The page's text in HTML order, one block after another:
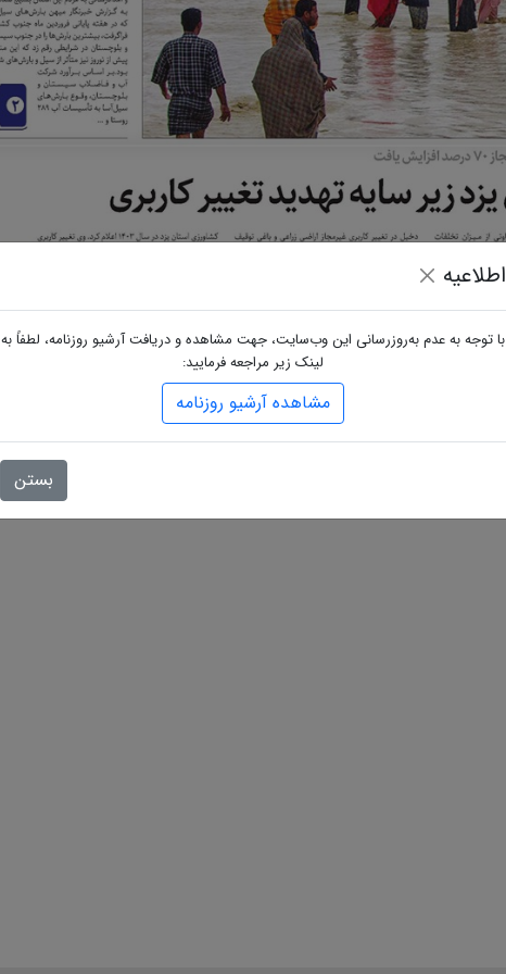
اطلاعیه
با توجه به عدم به‌روزرسانی این وب‌سایت، جهت مشاهده و دریافت آرشیو روزنامه، لطفاً به
لینک زیر مراجعه فرمایید:
مشاهده آرشیو روزنامه
بستن